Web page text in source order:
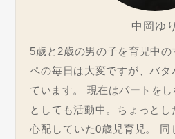
中岡ゆり
5歳と2歳の男の子を育児中
ペの毎日は大変ですが、バタ
ています。 現在はパートを
としても活動中。ちょっとし
心配していた0歳児育児。 同